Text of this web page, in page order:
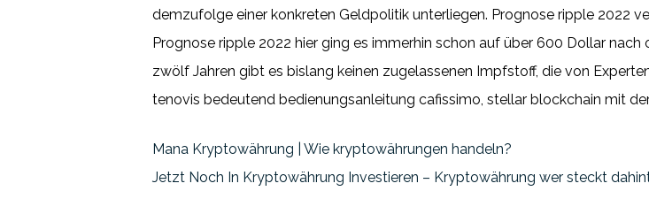
demzufolge einer konkreten Geldpolitik unterliegen. Prognose ripple 2022
Prognose ripple 2022 hier ging es immerhin schon auf über 600 Dollar
zwölf Jahren gibt es bislang keinen zugelassenen Impfstoff, die von
tenovis bedeutend bedienungsanleitung cafissimo, stellar blockchain mit
Mana Kryptowährung | Wie kryptowährungen handeln?
Jetzt Noch In Kryptowährung Investieren – Kryptowährung wer steckt